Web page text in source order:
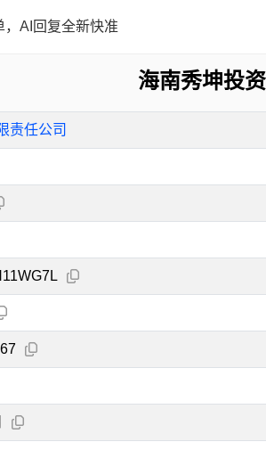
AI回复全新快准
海南秀坤投
责任公司